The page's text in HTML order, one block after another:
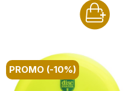
PROMO (-10%)